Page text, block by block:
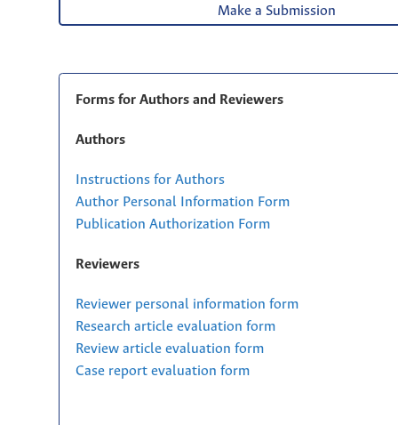
Make a Submission
Forms for Authors and Reviewers
Authors
Instructions for Authors
Author Personal Information Form
Publication Authorization Form
Reviewers
Reviewer personal information form
Research article evaluation form
Review article evaluation form
Case report evaluation form